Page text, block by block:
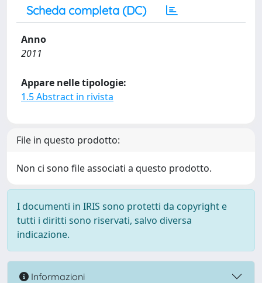
Scheda completa (DC)
Anno
2011
Appare nelle tipologie:
1.5 Abstract in rivista
File in questo prodotto:
Non ci sono file associati a questo prodotto.
I documenti in IRIS sono protetti da copyright e
tutti i diritti sono riservati, salvo diversa
indicazione.
Informazioni